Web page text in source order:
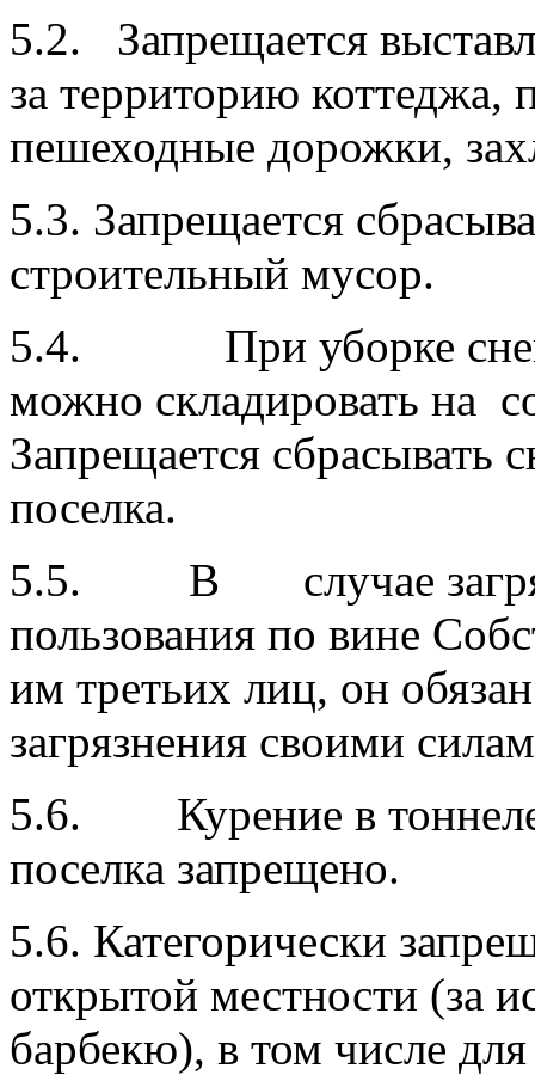
5.2. Запрещается
за территорию коттеджа,
пешеходные дорожки,
5.3. Запрещается
строительный мусор.
5.4. При уборке снега
можно складировать на
Запрещается сбрасывать
поселка.
5.5. В случае
пользования по вине
им третьих лиц, он
загрязнения своими
5.6. Курение в тоннеле
поселка запрещено.
5.6. Категорически
открытой местности (за
барбекю), в том числе